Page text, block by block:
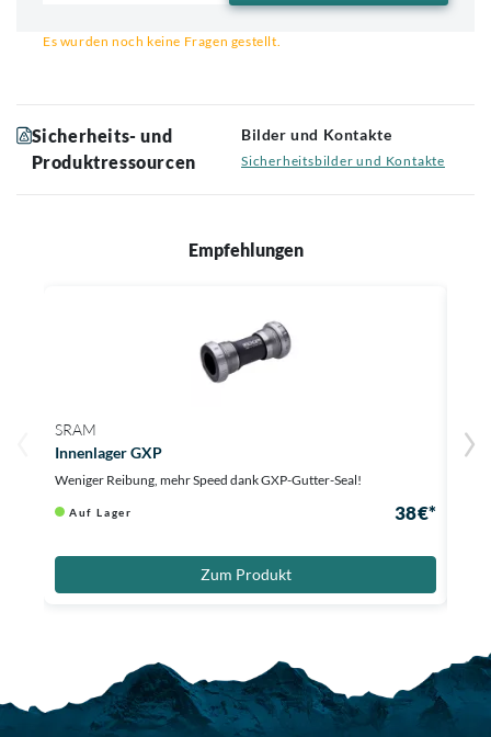
Es wurden noch keine Fragen gestellt.
Sicherheits- und
Produktressourcen
Bilder und Kontakte
Sicherheitsbilder und Kontakte
Empfehlungen
SRAM
Innenlager GXP
Weniger Reibung, mehr Speed dank GXP-Gutter-Seal!
Auf Lager 38 €*
Zum Produkt